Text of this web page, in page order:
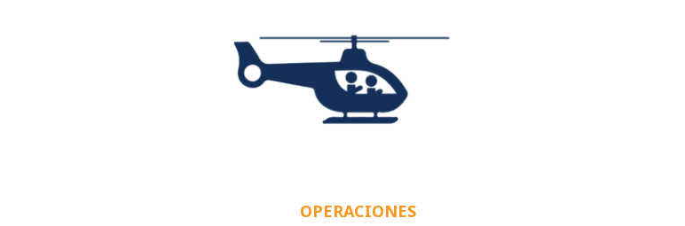
OPERACIONES